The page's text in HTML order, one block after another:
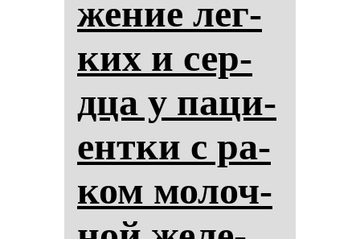
же­ние лег­
ких и сер­
дца у па­ци­
ен­тки с ра­
ком мо­лоч­